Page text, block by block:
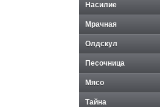
Насилие
Мрачная
Олдскул
Песочница
Мясо
Тайна